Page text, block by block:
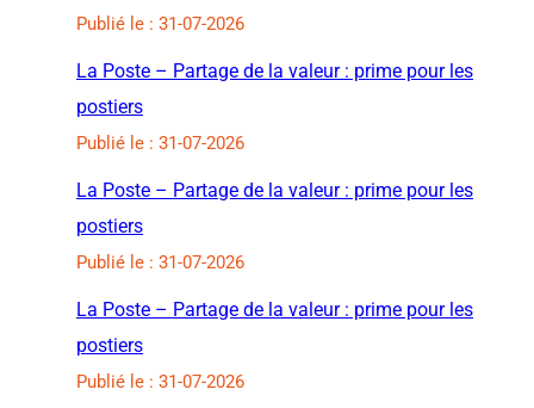
Publié le : 31-07-2026
La Poste – Partage de la valeur : prime pour les
postiers
Publié le : 31-07-2026
La Poste – Partage de la valeur : prime pour les
postiers
Publié le : 31-07-2026
La Poste – Partage de la valeur : prime pour les
postiers
Publié le : 31-07-2026